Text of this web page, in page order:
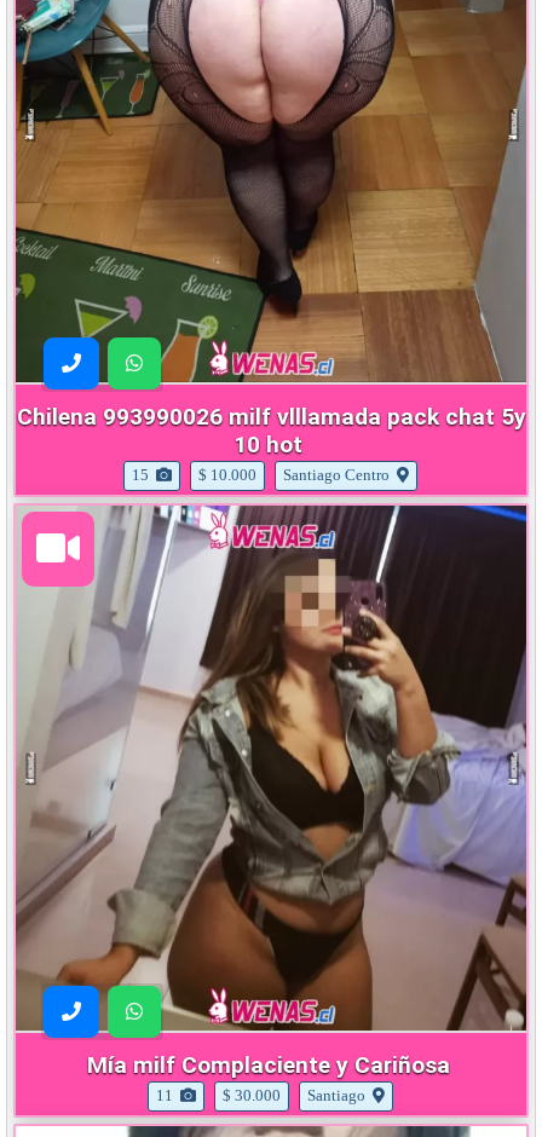
Chilena 993990026 milf vlllamada pack chat 5y
10 hot
15 $ 10.000 Santiago Centro
Mía milf Complaciente y Cariñosa
11 $ 30.000 Santiago